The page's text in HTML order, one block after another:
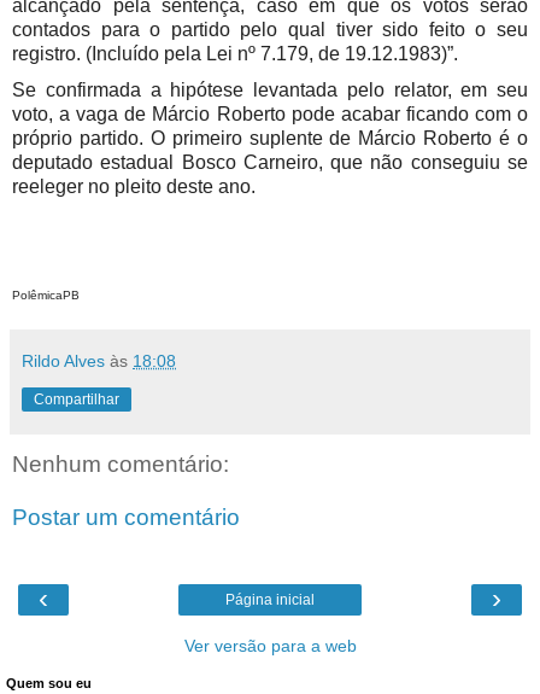
alcançado pela sentença, caso em que os votos serão
contados para o partido pelo qual tiver sido feito o seu
registro. (Incluído pela Lei nº 7.179, de 19.12.1983)”.
Se confirmada a hipótese levantada pelo relator, em seu
voto, a vaga de Márcio Roberto pode acabar ficando com o
próprio partido. O primeiro suplente de Márcio Roberto é o
deputado estadual Bosco Carneiro, que não conseguiu se
reeleger no pleito deste ano.
PolêmicaPB
Rildo Alves às 18:08
Compartilhar
Nenhum comentário:
Postar um comentário
‹ ›
Página inicial
Ver versão para a web
Quem sou eu